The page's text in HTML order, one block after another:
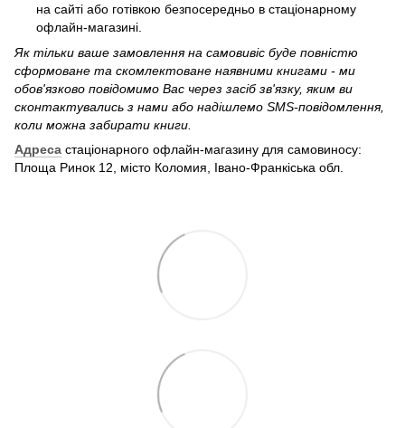
на сайті або готівкою безпосередньо в стаціонарному
офлайн-магазині.
Як тільки ваше замовлення на самовивіс буде повністю
сформоване та скомлектоване наявними книгами - ми
обов'язково повідомимо Вас через засіб зв'язку, яким ви
сконтактувались з нами або надішлемо SMS-повідомлення,
коли можна забирати книги.
Адреса стаціонарного офлайн-магазину для самовиносу:
Площа Ринок 12, місто Коломия, Івано-Франкіська обл.